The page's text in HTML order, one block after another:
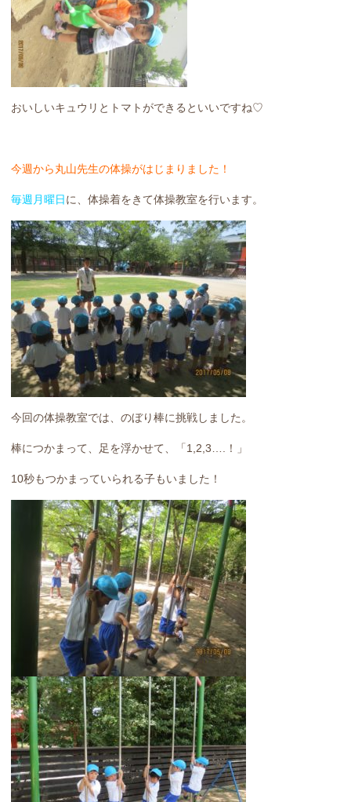
おいしいキュウリとトマトができるといいですね♡
今週から丸山先生の体操がはじまりました！
毎週月曜日に、体操着をきて体操教室を行います。
今回の体操教室では、のぼり棒に挑戦しました。
棒につかまって、足を浮かせて、「1,2,3….！」
10秒もつかまっていられる子もいました！